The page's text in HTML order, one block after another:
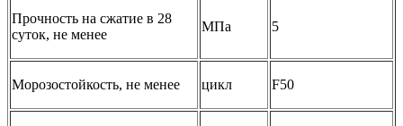
Прочность на сжатие в 28
суток, не менее
МПа 5
Морозостойкость, не менее цикл F50